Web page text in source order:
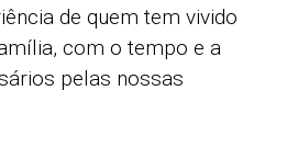
de quem tem vivido
com o tempo e a
pelas nossas